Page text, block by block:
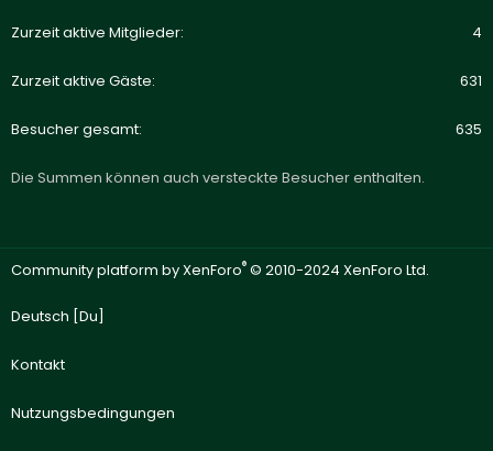
Zurzeit aktive Mitglieder 4
Zurzeit aktive Gäste 631
Besucher gesamt 635
Die Summen können auch versteckte Besucher enthalten.
Community platform by XenForo® © 2010-2024 XenForo Ltd.
Deutsch [Du]
Kontakt
Nutzungsbedingungen